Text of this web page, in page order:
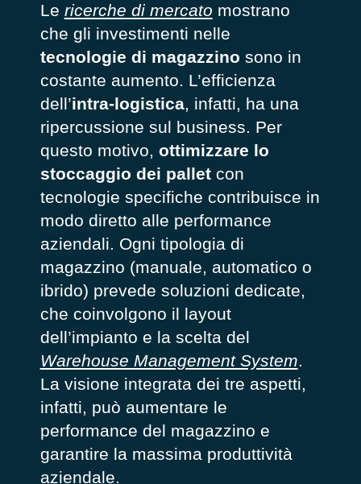
Le ricerche di mercato mostrano
che gli investimenti nelle
tecnologie di magazzino sono in
costante aumento. L’efficienza
dell’intra-logistica, infatti, ha una
ripercussione sul business. Per
questo motivo, ottimizzare lo
stoccaggio dei pallet con
tecnologie specifiche contribuisce in
modo diretto alle performance
aziendali. Ogni tipologia di
magazzino (manuale, automatico o
ibrido) prevede soluzioni dedicate,
che coinvolgono il layout
dell’impianto e la scelta del
Warehouse Management System.
La visione integrata dei tre aspetti,
infatti, può aumentare le
performance del magazzino e
garantire la massima produttività
aziendale.